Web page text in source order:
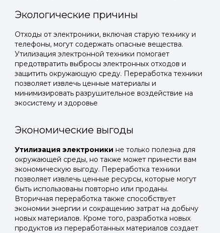
Экологические причины
Отходы от электроники, включая старую технику и
телефоны, могут содержать опасные вещества.
Утилизация электронной техники помогает
предотвратить выбросы электронных отходов и
защитить окружающую среду. Переработка техники
позволяет извлечь ценные материалы и
минимизировать разрушительное воздействие на
экосистему и здоровье
Экономические выгоды
Утилизация электроники не только полезна для
окружающей среды, но также может принести вам
экономическую выгоду. Переработка техники
позволяет извлечь ценные ресурсы, которые могут
быть использованы повторно или проданы.
Вторичная переработка также способствует
экономии энергии и сокращению затрат на добычу
новых материалов. Кроме того, разработка новых
продуктов из переработанных материалов создает